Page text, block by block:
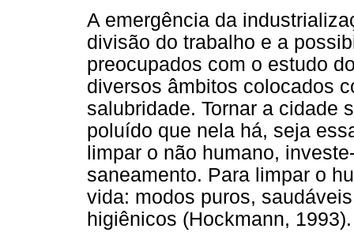
A emergência da
divisão do trabalho e a
preocupados com o estudo
diversos âmbitos colocados
salubridade. Tornar a cidade
poluído que nela há, seja
limpar o não humano,
saneamento. Para limpar o
vida: modos puros,
higiênicos (Hockmann, 1993).